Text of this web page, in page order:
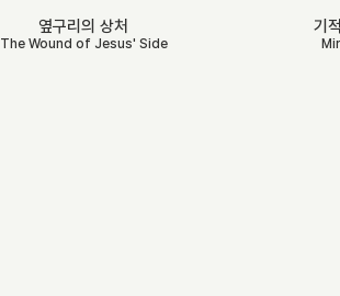
기
옆구리의 상처
The Wound of Jesus' Side